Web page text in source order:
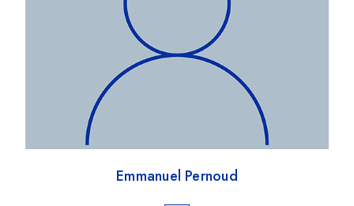
Emmanuel Pernoud